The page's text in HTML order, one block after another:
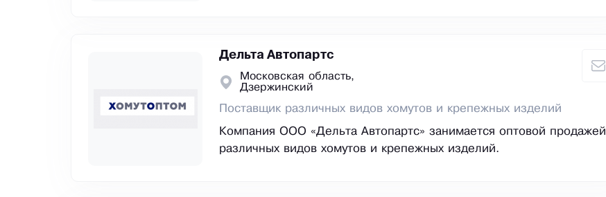
Дельта Автопартс
Московская область,
Дзержинский
Поставщик различных видов хомутов и крепежных изделий
Компания ООО «Дельта Автопартс» занимается оптовой продажей
различных видов хомутов и крепежных изделий.